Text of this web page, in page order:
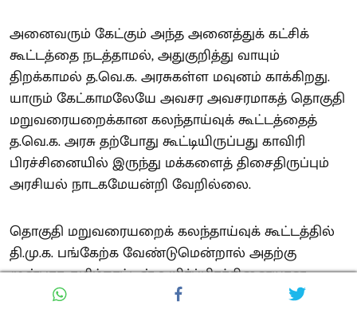
அனைவரும் கேட்கும் அந்த அனைத்துக் கட்சிக்
கூட்டத்தை நடத்தாமல், அதுகுறித்து வாயும்
திறக்காமல் த.வெ.க. அரசுகள்ள மவுனம் காக்கிறது.
யாரும் கேட்காமலேயே அவசர அவசரமாகத் தொகுதி
மறுவரையறைக்கான கலந்தாய்வுக் கூட்டத்தைத்
த.வெ.க. அரசு தற்போது கூட்டியிருப்பது காவிரி
பிரச்சினையில் இருந்து மக்களைத் திசைதிருப்பும்
அரசியல் நாடகமேயன்றி வேறில்லை.
தொகுதி மறுவரையறைக் கலந்தாய்வுக் கூட்டத்தில்
தி.மு.க. பங்கேற்க வேண்டுமென்றால் அதற்கு
முன்பாக தமிழ்நாட்டின் உயிர்ப்பிரச்சினையான
மேகதாது அணை குறித்து அனைத்துக் கட்சிக்